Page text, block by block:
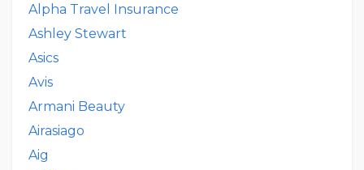
Alpha Travel Insurance
Ashley Stewart
Asics
Avis
Armani Beauty
Airasiago
Aig